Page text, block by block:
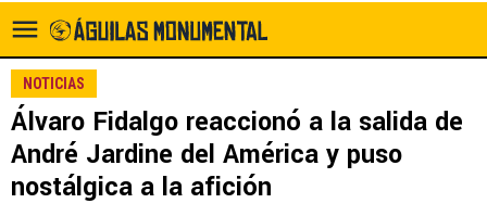
NOTICIAS
Álvaro Fidalgo reaccionó a la salida de
André Jardine del América y puso
nostálgica a la afición